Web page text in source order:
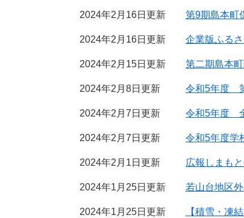
2024年2月16日更新 第9期島本町
2024年2月16日更新 企業版ふる
2024年2月15日更新 第二期島本
2024年2月8日更新 令和5年度
2024年2月7日更新 令和5年度
2024年2月7日更新 令和5年度学
2024年2月1日更新 広報しまも
2024年1月25日更新 若山台地区
2024年1月25日更新 【積雪・凍